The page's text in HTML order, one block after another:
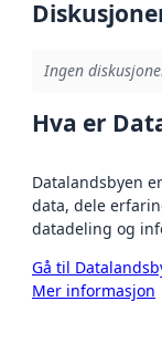
Ingen
Hva er
Datalandsbyen
data, dele
datadeling og
Gå til
Mer informasjon